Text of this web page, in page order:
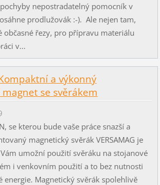
nepostradatelný pomocník v
prodlužovák :-). Ale nejen tam,
občasné řezy, pro přípravu materiálu
v...
a výkonný
se svěrákem
se kterou bude vaše práce snazší a
magnetický svěrák VERSAMAG je
umožní použití svěráku na stojanové
i venkovním použití a to bez nutnosti
energie. Magnetický svěrák spolehlivě